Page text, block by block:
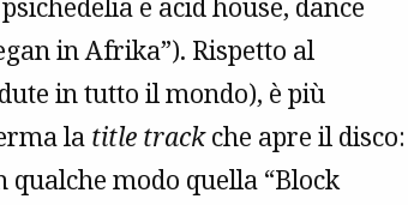
e acid house, dance
in Afrika”). Rispetto al
in tutto il mondo), è più
la title trackche apre il disco:
qualche modo quella “Block